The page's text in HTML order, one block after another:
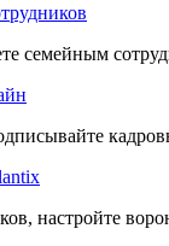
семейным
настройте